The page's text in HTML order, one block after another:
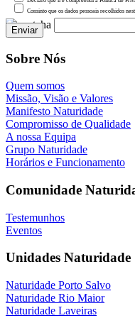
Consinto que os dados pessoais recolhidos
Sobre Nós
Quem somos
Missão, Visão e Valores
Manifesto Naturidade
Compromisso de Qualidade
A nossa Equipa
Grupo Naturidade
Horários e Funcionamento
Comunidade
Testemunhos
Eventos
Unidades Naturidade
Naturidade Porto Salvo
Naturidade Rio Maior
Naturidade Laveiras